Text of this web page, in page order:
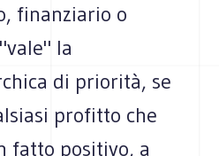
finanziario o
la
di priorità, se
profitto che
fatto positivo, a